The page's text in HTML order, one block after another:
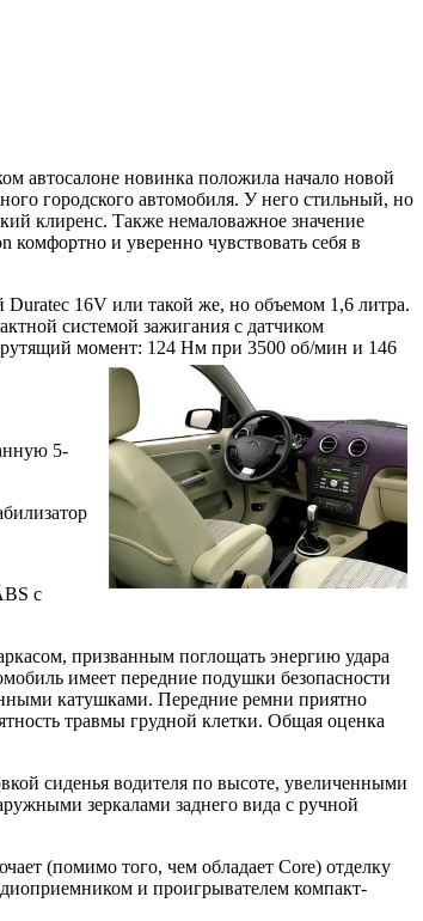
автосалоне новинка положила начало новой
городского автомобиля. У него стильный, но
клиренс. Также немаловажное значение
комфортно и уверенно чувствовать себя в
16V или такой же, но объемом 1,6 литра.
системой зажигания с датчиком
момент: 124 Нм при 3500 об/мин и 146
5-
с
призванным поглощать энергию удара
имеет передние подушки безопасности
катушками. Передние ремни приятно
травмы грудной клетки. Общая оценка
сиденья водителя по высоте, увеличенными
зеркалами заднего вида с ручной
(помимо того, чем обладает Core) отделку
и проигрывателем компакт-